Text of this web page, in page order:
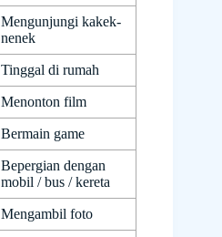
Mengunjungi kakek-
nenek
Tinggal di rumah
Menonton film
Bermain game
Bepergian dengan
mobil / bus / kereta
Mengambil foto